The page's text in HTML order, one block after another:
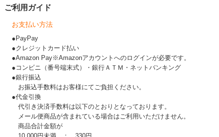
ご利用ガイド
お支払い方法
●PayPay
●クレジットカード払い
●Amazon Pay※Amazonアカウントへのログインが必要です。
●コンビニ（番号端末式）・銀行ＡＴＭ・ネットバンキング
●銀行振込
お振込手数料はお客様にてご負担ください。
●代金引換
代引き決済手数料は以下のとおりとなっております。
メール便商品が含まれている場合はご利用いただけません。
商品合計金額が